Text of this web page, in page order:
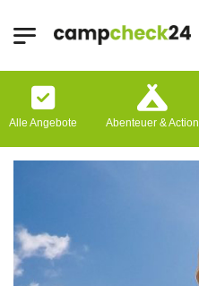
Alle Angebote Abenteuer & Action